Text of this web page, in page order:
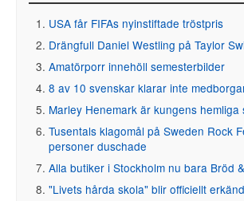
USA får FIFAs nyinstiftade tröstpris
Drängfull Daniel Westling på Taylor
Amatörporr innehöll semesterbilder
8 av 10 svenskar klarar inte
Marley Henemark är kungens hemliga
Tusentals klagomål på Sweden Rock
personer duschade
Alla butiker i Stockholm nu bara Bröd
"Livets hårda skola" blir officiellt